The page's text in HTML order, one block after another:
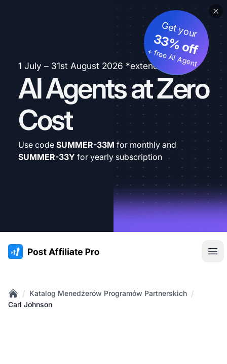
1 July – 31st August 2026 *extended
AI Agents at Zero
Cost
Get your
33% off
+ free AI Agent
Use code SUMMER-33M for monthly and
SUMMER-33Y for yearly subscription
:site.title
Home
/ Katalog Menedżerów Programów Partnerskich /
Carl Johnson